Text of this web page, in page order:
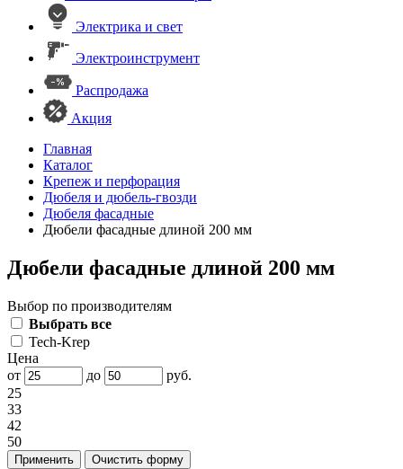
Электрика и свет
Электроинструмент
Распродажа
Акция
Главная
Каталог
Крепеж и перфорация
Дюбеля и дюбель-гвозди
Дюбеля фасадные
Дюбели фасадные длиной 200 мм
Дюбели фасадные длиной 200 мм
Выбор по производителям
Выбрать все
Tech-Krep
Цена
от
до
руб.
25
33
42
50